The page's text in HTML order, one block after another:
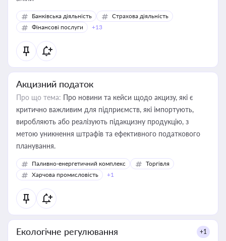
Банківська діяльність
Страхова діяльність
Фінансові послуги
+13
Акцизний податок
Про що тема: Про новини та кейси щодо акцизу, які є
критично важливим для підприємств, які імпортують,
виробляють або реалізують підакцизну продукцію, з
метою уникнення штрафів та ефективного податкового
планування.
Паливно-енергетичний комплекс
Торгівля
Харчова промисловість
+1
Екологічне регулювання +1